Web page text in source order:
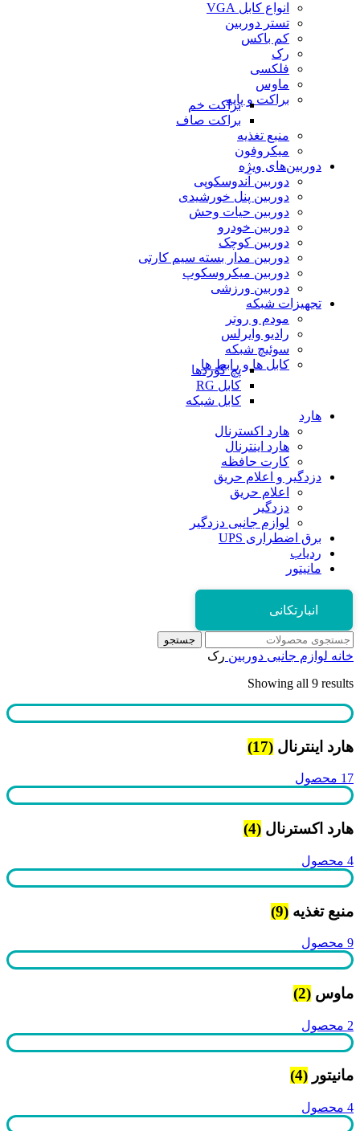
انواع کابل VGA
تستر دوربین
کم باکس
رک
فلکسی
ماوس
براکت و پایهبراکت خم
براکت صاف
منبع تغذیه
میکروفون
دوربین‌های ویژه
دوربین آندوسکوپی
دوربین پنل خورشیدی
دوربین حیات وحش
دوربین خودرو
دوربین کوچک
دوربین مدار بسته سیم کارتی
دوربین میکروسکوپ
دوربین ورزشی
تجهیزات شبکه
مودم و روتر
رادیو وایرلس
سوئیچ شبکه
کابل ها و رابط ها
پچ کوردها
کابل RG
کابل شبکه
هارد
هارد اکسترنال
هارد اینترنال
کارت حافظه
دزدگیر و اعلام حریق
اعلام حریق
دزدگیر
لوازم جانبی دزدگیر
برق اضطراری UPS
ردیاب
مانیتور
انبارتکانی
جستجو
خانه لوازم جانبی دوربین رک
Showing all 9 results
هارد اینترنال (17)
17 محصول
هارد اکسترنال (4)
4 محصول
منبع تغذیه (9)
9 محصول
ماوس (2)
2 محصول
مانیتور (4)
4 محصول